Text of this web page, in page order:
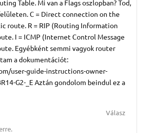
Table. Mi van a Flags oszlopban? Tod,
C = Direct connection on the
route. R = RIP (Routing Information
I = ICMP (Internet Control Message
Egyébként semmi vagyok router
a dokumentációt:
user-guide-instructions-owner-
G2-_E Aztán gondolom beindul ez a
Válasz